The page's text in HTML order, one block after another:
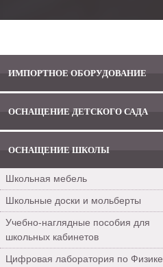
ИМПОРТНОЕ ОБОРУДОВАНИЕ
ОСНАЩЕНИЕ ДЕТСКОГО САДА
ОСНАЩЕНИЕ ШКОЛЫ
Школьная мебель
Школьные доски и мольберты
Учебно-наглядные пособия для
школьных кабинетов
Цифровая лаборатория по Физике,